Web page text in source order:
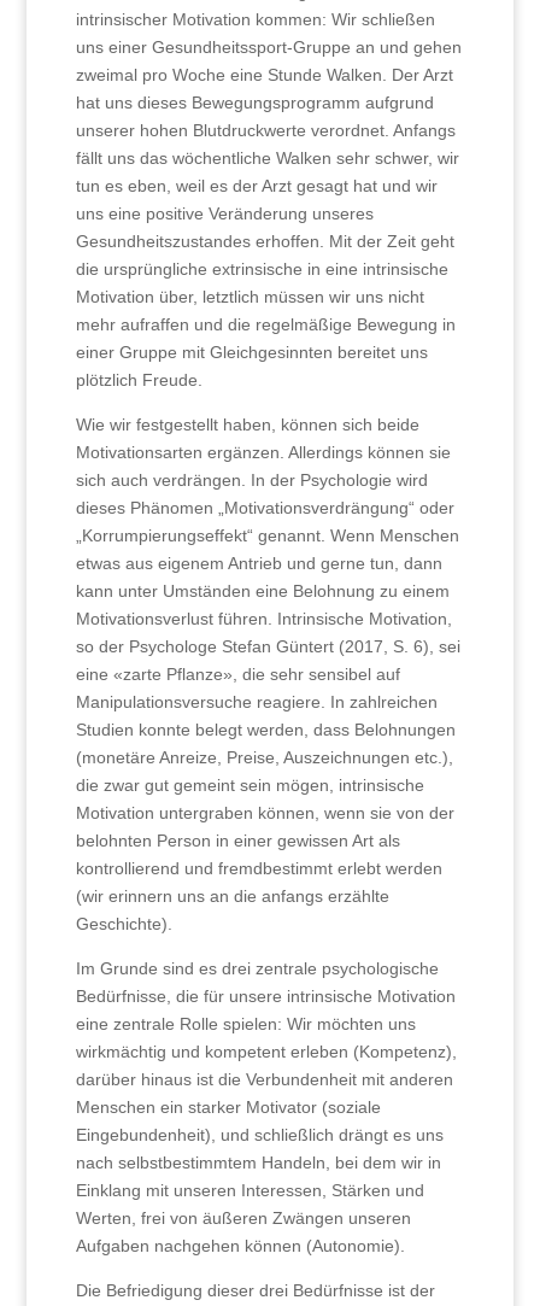
intrinsischer Motivation kommen: Wir schließen
uns einer Gesundheitssport-Gruppe an und gehen
zweimal pro Woche eine Stunde Walken. Der Arzt
hat uns dieses Bewegungsprogramm aufgrund
unserer hohen Blutdruckwerte verordnet. Anfangs
fällt uns das wöchentliche Walken sehr schwer, wir
tun es eben, weil es der Arzt gesagt hat und wir
uns eine positive Veränderung unseres
Gesundheitszustandes erhoffen. Mit der Zeit geht
die ursprüngliche extrinsische in eine intrinsische
Motivation über, letztlich müssen wir uns nicht
mehr aufraffen und die regelmäßige Bewegung in
einer Gruppe mit Gleichgesinnten bereitet uns
plötzlich Freude.
Wie wir festgestellt haben, können sich beide
Motivationsarten ergänzen. Allerdings können sie
sich auch verdrängen. In der Psychologie wird
dieses Phänomen „Motivationsverdrängung“ oder
„Korrumpierungseffekt“ genannt. Wenn Menschen
etwas aus eigenem Antrieb und gerne tun, dann
kann unter Umständen eine Belohnung zu einem
Motivationsverlust führen. Intrinsische Motivation,
so der Psychologe Stefan Güntert (2017, S. 6), sei
eine «zarte Pflanze», die sehr sensibel auf
Manipulationsversuche reagiere. In zahlreichen
Studien konnte belegt werden, dass Belohnungen
(monetäre Anreize, Preise, Auszeichnungen etc.),
die zwar gut gemeint sein mögen, intrinsische
Motivation untergraben können, wenn sie von der
belohnten Person in einer gewissen Art als
kontrollierend und fremdbestimmt erlebt werden
(wir erinnern uns an die anfangs erzählte
Geschichte).
Im Grunde sind es drei zentrale psychologische
Bedürfnisse, die für unsere intrinsische Motivation
eine zentrale Rolle spielen: Wir möchten uns
wirkmächtig und kompetent erleben (Kompetenz),
darüber hinaus ist die Verbundenheit mit anderen
Menschen ein starker Motivator (soziale
Eingebundenheit), und schließlich drängt es uns
nach selbstbestimmtem Handeln, bei dem wir in
Einklang mit unseren Interessen, Stärken und
Werten, frei von äußeren Zwängen unseren
Aufgaben nachgehen können (Autonomie).
Die Befriedigung dieser drei Bedürfnisse ist der